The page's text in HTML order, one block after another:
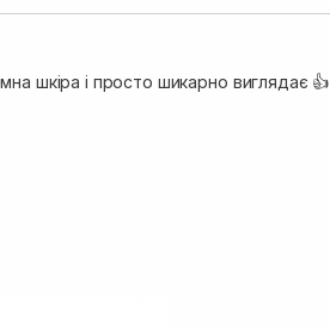
шкіра і просто шикарно виглядає 👍